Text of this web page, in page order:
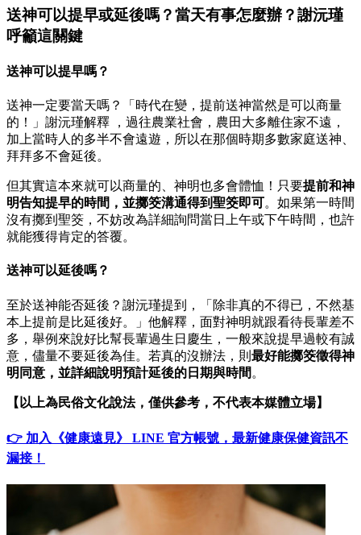
送神可以提早或延後嗎？當天有事怎麼辦？謝沅瑾
呼籲這關鍵
送神可以提早嗎？
送神一定要當天嗎？「時代在變，提前送神當然是可以商量
的！」謝沅瑾解釋 ，過往農業社會，農田大多離住家不遠，
加上當時人的多半不會遠遊，所以在那個時期多數家庭送神、
拜拜多不會延後。
但其實這本來就可以商量的、神明也多會體恤！只要提前和神
明告知提早的時間，並擲筊溝通得到聖筊即可。如果第一時間
沒有擲到聖筊，不妨改為詳細詢問當日上午或下午時間，也許
就能獲得肯定的答覆。
送神可以延後嗎？
至於送神能否延後？謝沅瑾提到，「除非真的不得已，不然基
本上提前是比延後好。」他解釋，面對神明就跟看待長輩差不
多，舉例來說好比幫長輩過生日慶生，一般來說提早過較有誠
意，儘量不要延後為佳。若真的沒辦法，則 最好能擲筊徵得神
明同意，並詳細說明預計延後的日期與時間 。
【以上為民俗文化說法，僅供參考，不代表本媒體立場】
👉 加入《健康遠見》 LINE 官方帳號，最新健康保健資訊不
漏接！